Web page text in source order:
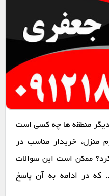
دیگر منطقه ها چه کسی است
منزل، خریدار مناسب در
ممکن است این سوالات
که در ادامه به آن پاسخ